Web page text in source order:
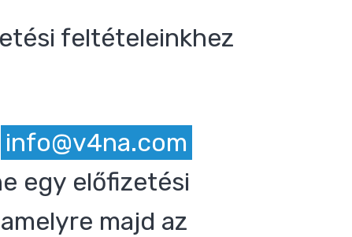
feltételeinkhez
info@v4na.com
egy előfizetési
majd az